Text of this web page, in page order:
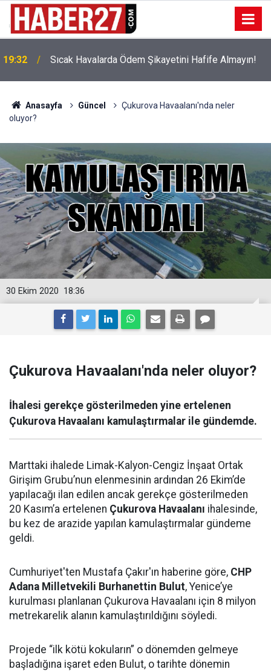
19:32 Sıcak Havalarda Ödem Şikayetini Hafife Almayın!
Anasayfa Güncel
Çukurova Havaalanı'nda neler
oluyor?
18:36
30 Ekim 2020
Çukurova Havaalanı'nda neler oluyor?
İhalesi gerekçe gösterilmeden yine ertelenen
Çukurova Havaalanı kamulaştırmalar ile gündemde.
Marttaki ihalede Limak-Kalyon-Cengiz İnşaat Ortak
Girişim Grubu’nun elenmesinin ardından 26 Ekim’de
yapılacağı ilan edilen ancak gerekçe gösterilmeden
20 Kasım’a ertelenen Çukurova Havaalanı ihalesinde,
bu kez de arazide yapılan kamulaştırmalar gündeme
geldi.
Cumhuriyet'ten Mustafa Çakır'ın haberine göre, CHP
Adana Milletvekili Burhanettin Bulut, Yenice’ye
kurulması planlanan Çukurova Havaalanı için 8 milyon
metrekarelik alanın kamulaştırıldığını söyledi.
Projede “ilk kötü kokuların” o dönemden gelmeye
başladığına işaret eden Bulut, o tarihte dönemin